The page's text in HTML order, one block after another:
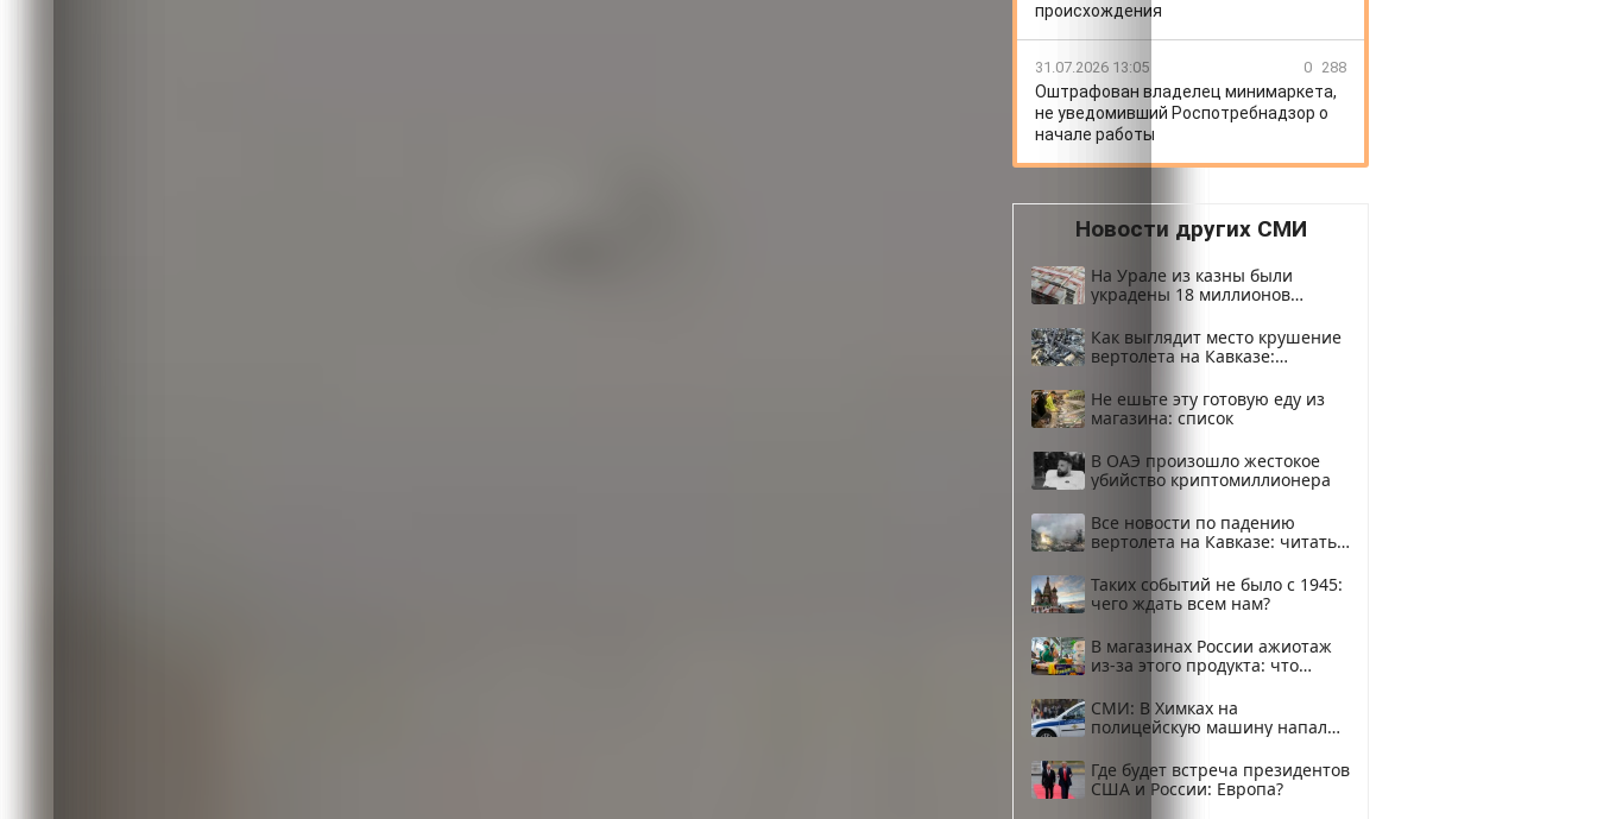
происхождения
31.07.2026 13:05 0 288
Оштрафован владелец минимаркета,
не уведомивший Роспотребнадзор о
начале работы
Новости других СМИ
На Урале из казны были
украдены 18 миллионов
Как выглядит место крушение
вертолета на Кавказе:
Не ешьте эту готовую еду из
магазина: список
В ОАЭ произошло жестокое
убийство криптомиллионера
Все новости по падению
вертолета на Кавказе: читать
Таких событий не было с 1945:
чего ждать всем нам?
В магазинах России ажиотаж
из-за этого продукта: что
СМИ: В Химках на
полицейскую машину напали
Где будет встреча президентов
США и России: Европа?